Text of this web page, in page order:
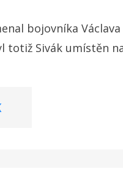
bojovníka
totiž Sivák umístěn